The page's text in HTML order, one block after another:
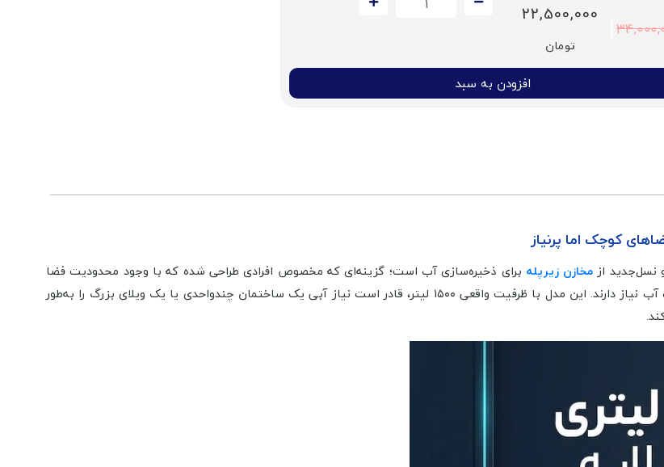
22,500,000
تومان
افزودن به سبد
از مخازن زیرپله برای ذخیره‌سازی آب است؛ گزینه‌ای که مخصوص افرادی طراحی شده که با وجود محدودیت فضا
به‌ویژه در زیرپله، پارکینگ، انباری یا فضاهای کم‌ارتفاع به حجم بالایی از ذخیره آب نیاز دارند. این مدل با ظرفیت واقعی ۱۵۰۰ لیتر، قادر است نیاز آبی یک ساختمان چندواحدی یا یک ویلای بزرگ را به‌طور